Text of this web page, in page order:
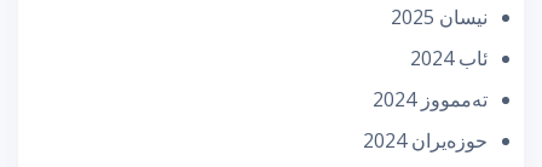
نیسان 2025
ئاب 2024
تەممووز 2024
حوزه‌یران 2024